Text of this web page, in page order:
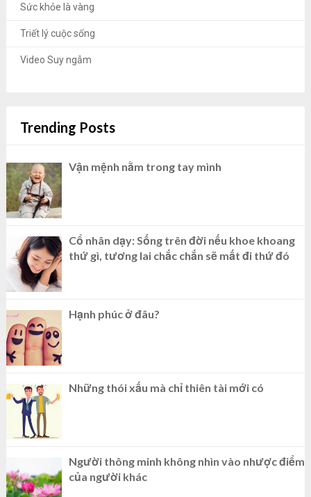
Sức khỏe là vàng
Triết lý cuộc sống
Video Suy ngẫm
Trending Posts
Vận mệnh nằm trong tay mình
Cổ nhân dạy: Sống trên đời nếu khoe khoang
thứ gì, tương lai chắc chắn sẽ mất đi thứ đó
Hạnh phúc ở đâu?
Những thói xấu mà chỉ thiên tài mới có
Người thông minh không nhìn vào nhược điểm
của người khác